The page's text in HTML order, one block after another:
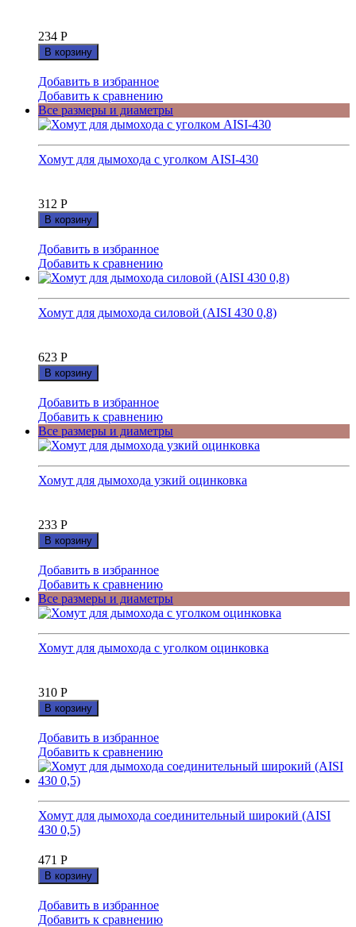
234 Р
В корзину
Добавить в избранное
Добавить к сравнению
Все размеры и диаметры
Хомут для дымохода с уголком AISI-430
312 Р
В корзину
Добавить в избранное
Добавить к сравнению
Хомут для дымохода силовой (AISI 430 0,8)
623 Р
В корзину
Добавить в избранное
Добавить к сравнению
Все размеры и диаметры
Хомут для дымохода узкий оцинковка
233 Р
В корзину
Добавить в избранное
Добавить к сравнению
Все размеры и диаметры
Хомут для дымохода с уголком оцинковка
310 Р
В корзину
Добавить в избранное
Добавить к сравнению
Хомут для дымохода соединительный широкий (AISI
430 0,5)
471 Р
В корзину
Добавить в избранное
Добавить к сравнению